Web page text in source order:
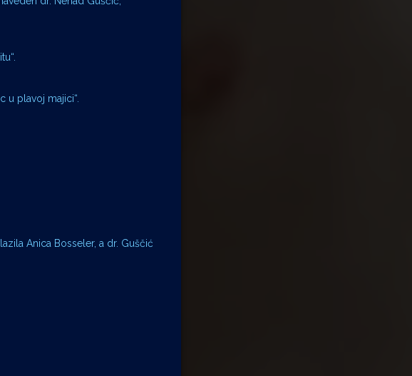
u plavoj majici“.
Anica Bosseler, a dr. Guščić